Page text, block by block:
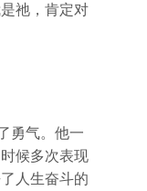
祂，肯定对
勇气。他一
候多次表现
人生奋斗的